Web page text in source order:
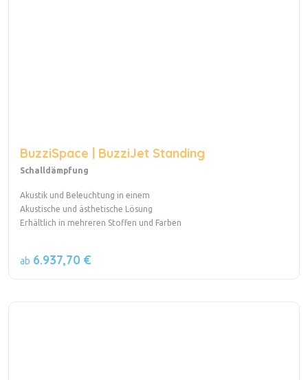
BuzziSpace | BuzziJet Standing
Schalldämpfung
Akustik und Beleuchtung in einem
Akustische und ästhetische Lösung
Erhältlich in mehreren Stoffen und Farben
ab 6.937,70 €